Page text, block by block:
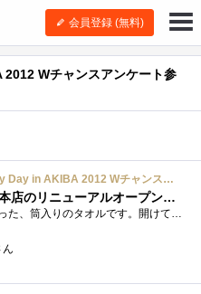
会員登録 (無料)
Wチャンスアンケート参
Intel Technology Day in AKIBA 2012 Wチャンスアンケート参加賞 タオル
パソコン工房本店のリニューアルオープンセールのガラガラで貰った(^^;
Intelのロゴが入った、筒入りのタオルです。開けて撮影しようと思ったのですが、うまく仕舞えない可能性があるので、筒に入ったまま撮影しまし...
ん